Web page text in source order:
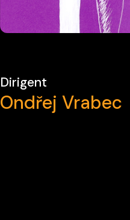
Dirigent
Ondřej Vrabec